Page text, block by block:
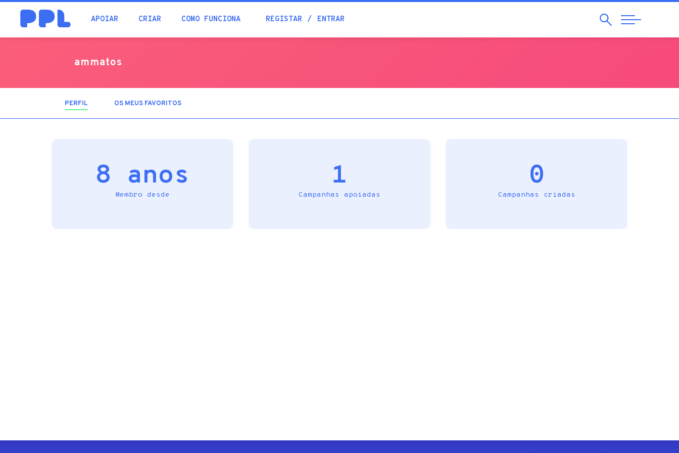
APOIAR CRIAR COMO FUNCIONA REGISTAR ENTRAR Pesquisar
Abrir
Navegação
procura
ammatos
PERFIL (SEPARADOROS MEUS FAVORITOS
8 anos
Membro desde
1
Campanhas apoiadas
0
Campanhas criadas